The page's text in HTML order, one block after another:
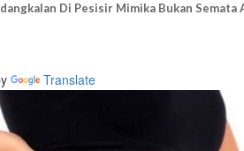
Di Pesisir Mimika Bukan
Translate